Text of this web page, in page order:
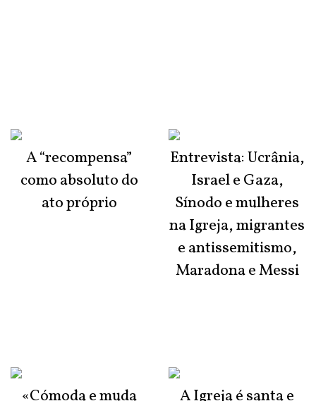
A “recompensa”
como absoluto do
ato próprio
«Cómoda e muda
Entrevista: Ucrânia,
Israel e Gaza,
Sínodo e mulheres
na Igreja, migrantes
e antissemitismo,
Maradona e Messi
A Igreja é santa e